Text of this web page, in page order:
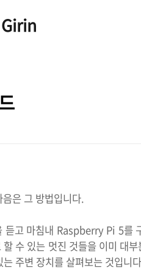
Girin
은 그 방법입니다.
고 마침내 Raspberry Pi 5를
수 있는 멋진 것들을 이미 대
주변 장치를 살펴보는 것입니